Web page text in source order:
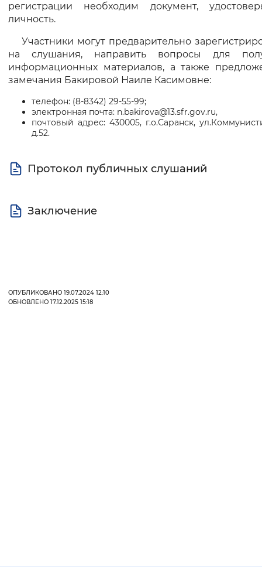
регистрации необходим документ,
личность.
Участники могут предварительно
на слушания, направить вопросы для
информационных материалов, а также
замечания Бакировой Наиле Касимовне:
телефон: (8-8342) 29-55-99;
электронная почта: n.bakirova@13.sfr.gov.ru,
почтовый адрес: 430005, г.о.Саранск,
д.52.
Протокол публичных слушаний
Заключение
ОПУБЛИКОВАНО 19.07.2024 12:10
ОБНОВЛЕНО 17.12.2025 15:18